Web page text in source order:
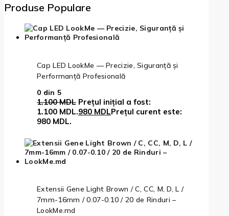
Produse Populare
Cap LED LookMe — Precizie, Siguranță și
Performanță Profesională
0 din 5
1.100MDL Prețul inițial a fost:
1.100 MDL.980 MDLPrețul curent este:
980 MDL.
Extensii Gene Light Brown / C, CC, M, D, L /
7mm-16mm / 0.07-0.10 / 20 de Rinduri –
LookMe.md